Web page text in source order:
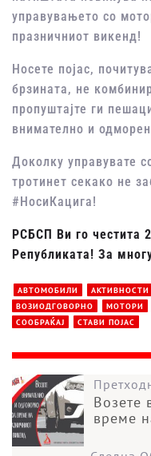
управувањето со
празничниот викенд!
Носете појас,
брзината, не
пропуштајте ги
внимателно и
Доколку управувате
тротинет секако не
#НосиКацига!
РСБСП Ви го честита
Републиката! За
АВТОМОБИЛИ АКТИВНОСТИ
ВОЗИОДГОВОРНО
МОТОРИ
СООБРАЌАЈ
СТАВИ ПОЈАС
Возете
време